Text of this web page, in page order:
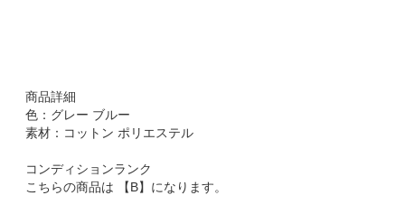
商品詳細
色：グレー ブルー
素材：コットン ポリエステル
コンディションランク
こちらの商品は 【B】になります。